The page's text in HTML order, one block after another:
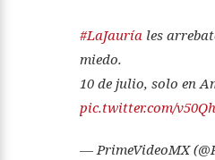
#LaJauría les
miedo.
10 de julio, solo en
pic.twitter.com/
— PrimeVideoMX